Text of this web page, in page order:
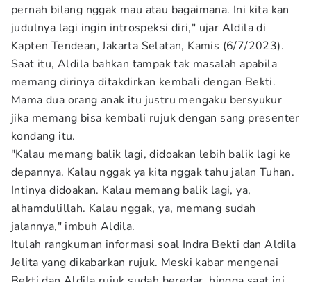
pernah bilang nggak mau atau bagaimana. Ini kita kan
judulnya lagi ingin introspeksi diri," ujar Aldila di
Kapten Tendean, Jakarta Selatan, Kamis (6/7/2023).
Saat itu, Aldila bahkan tampak tak masalah apabila
memang dirinya ditakdirkan kembali dengan Bekti.
Mama dua orang anak itu justru mengaku bersyukur
jika memang bisa kembali rujuk dengan sang presenter
kondang itu.
"Kalau memang balik lagi, didoakan lebih balik lagi ke
depannya. Kalau nggak ya kita nggak tahu jalan Tuhan.
Intinya didoakan. Kalau memang balik lagi, ya,
alhamdulillah. Kalau nggak, ya, memang sudah
jalannya," imbuh Aldila.
Itulah rangkuman informasi soal Indra Bekti dan Aldila
Jelita yang dikabarkan rujuk. Meski kabar mengenai